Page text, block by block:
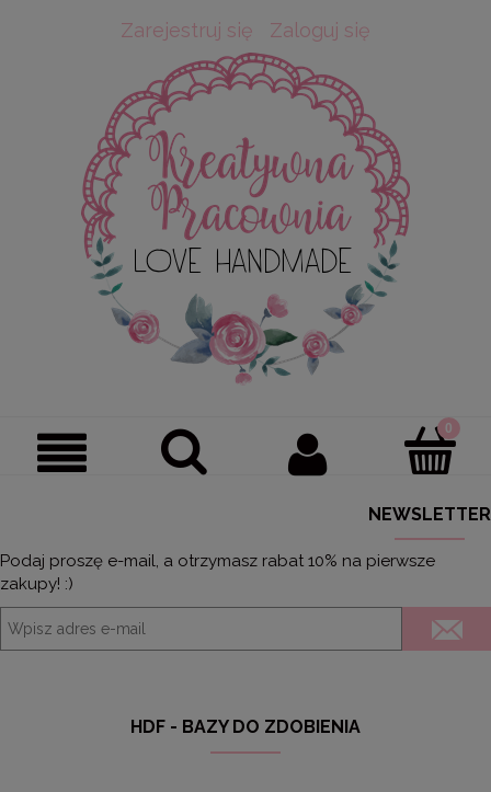
Zarejestruj się Zaloguj się
NEWSLETTER
Podaj proszę e-mail, a otrzymasz rabat 10% na pierwsze
zakupy! :)
HDF - BAZY DO ZDOBIENIA